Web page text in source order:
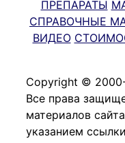
ПРЕПАРАТЫ
СПРАВОЧНЫЕ
ВИДЕО
Copyright ©
Все права
материалов
указанием